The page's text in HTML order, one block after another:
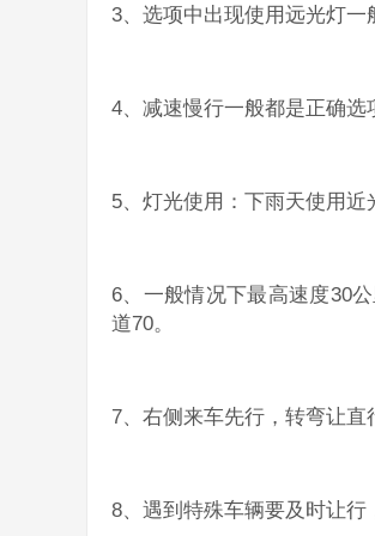
3、选项中出现使用远光灯一
4、减速慢行一般都是正确选
5、灯光使用：下雨天使用近
6、一般情况下最高速度30
道70。
7、右侧来车先行，转弯让直
8、遇到特殊车辆要及时让行